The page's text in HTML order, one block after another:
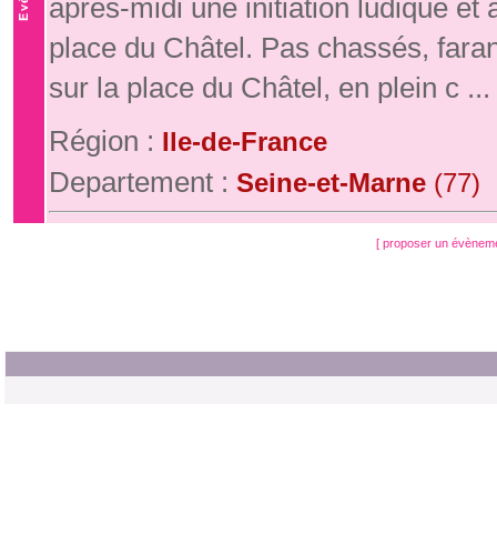
après-midi une initiation ludique et
place du Châtel. Pas chassés,
sur la place du Châtel, en plein c ...
Région : Ile-de-France
Departement : Seine-et-Marne (77)
[ proposer un